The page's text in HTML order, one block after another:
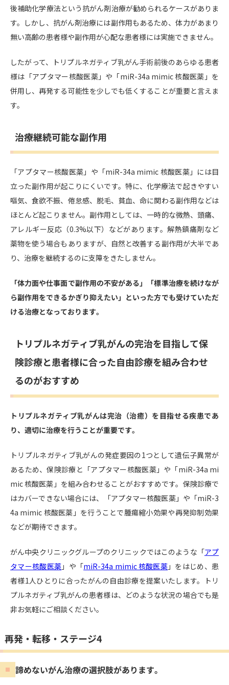
後補助化学療法という抗がん剤治療が勧められるケースがありま
す。しかし、抗がん剤治療には副作用もあるため、体力があまり
無い高齢の患者様や副作用が心配な患者様には実施できません。
したがって、トリプルネガティブ乳がん手術前後のあらゆる患者
様は「アプタマー核酸医薬」や「miR-34a mimic 核酸医薬」を
併用し、再発する可能性を少しでも低くすることが重要と言えま
す。
治療継続可能な副作用
「アプタマー核酸医薬」や「miR-34a mimic 核酸医薬」には目
立った副作用が起こりにくいです。特に、化学療法で起きやすい
嘔気、食欲不振、倦怠感、脱毛、貧血、命に関わる副作用などは
ほとんど起こりません。副作用としては、一時的な微熱、頭痛、
アレルギー反応（0.3%以下）などがあります。解熱鎮痛剤など
薬物を使う場合もありますが、自然と改善する副作用が大半であ
り、治療を継続するのに支障をきたしません。
「体力面や仕事面で副作用の不安がある」「標準治療を続けなが
ら副作用をできるかぎり抑えたい」といった方でも受けていただ
ける治療となっております。
トリプルネガティブ乳がんの完治を目指して保
険診療と患者様に合った自由診療を組み合わせ
るのがおすすめ
トリプルネガティブ乳がんは完治（治癒）を目指せる疾患であ
り、適切に治療を行うことが重要です。
トリプルネガティブ乳がんの発症要因の1つとして遺伝子異常が
あるため、保険診療と「アプタマー核酸医薬」や「miR-34a mi
mic 核酸医薬」を組み合わせることがおすすめです。保険診療で
はカバーできない場合には、「アプタマー核酸医薬」や「miR-3
4a mimic 核酸医薬」を行うことで腫瘍縮小効果や再発抑制効果
などが期待できます。
がん中央クリニックグループのクリニックではこのような「アプ
タマー核酸医薬 」や「miR-34a mimic 核酸医薬 」をはじめ、患
者様1人ひとりに合ったがんの自由診療を提案いたします。トリ
プルネガティブ乳がんの患者様は、どのような状況の場合でも是
非お気軽にご相談ください。
再発・転移・ステージ4
諦めないがん治療の選択肢があります。